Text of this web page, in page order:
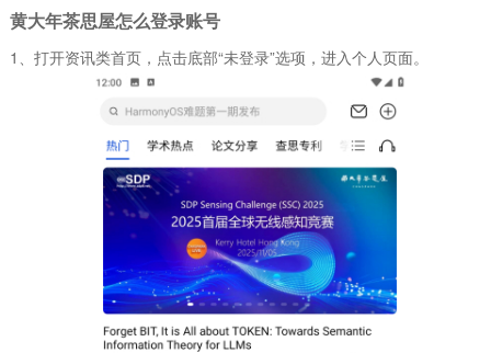
黄大年茶思屋怎么登录账号
1、打开资讯类首页，点击底部“未登录”选项，进入个人页面。